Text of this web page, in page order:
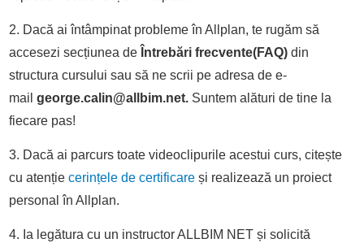
2. Dacă ai întâmpinat probleme în Allplan, te rugăm să
accesezi secțiunea de Întrebări frecvente(FAQ) din
structura cursului sau să ne scrii pe adresa de e-
mail george.calin@allbim.net. Suntem alături de tine la
fiecare pas!
3. Dacă ai parcurs toate videoclipurile acestui curs, citește
cu atenție cerințele de certificareși realizează un proiect
personal în Allplan.
4. Ia legătura cu un instructor ALLBIM NET și solicită